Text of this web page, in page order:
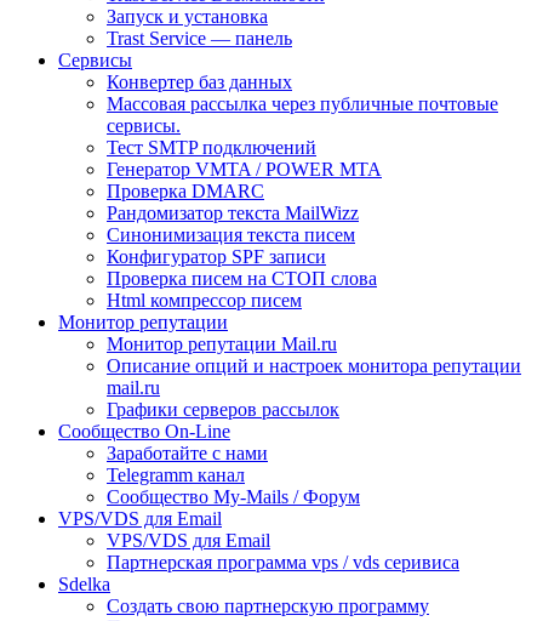
Запуск и установка
Trast Service — панель
Сервисы
Конвертер баз данных
Массовая рассылка через публичные почтовые
сервисы.
Тест SMTP подключений
Генератор VMTA / POWER MTA
Проверка DMARC
Рандомизатор текста MailWizz
Синонимизация текста писем
Конфигуратор SPF записи
Проверка писем на СТОП слова
Html компрессор писем
Монитор репутации
Монитор репутации Mail.ru
Описание опций и настроек монитора репутации
mail.ru
Графики серверов рассылок
Сообщество On-Line
Заработайте с нами
Telegramm канал
Сообщество My-Mails / Форум
VPS/VDS для Email
VPS/VDS для Email
Партнерская программа vps / vds серивиса
Sdelka
Создать свою партнерскую программу